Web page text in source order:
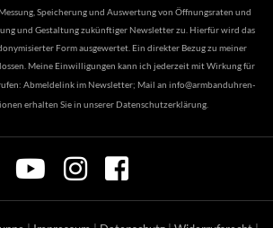
Speicherung und Auswertung von Öffnungsraten und
und Gestaltung zukünftiger Newsletter zu. Hierfür wird das
Form ausgewertet. Ein direkter Bezug zu meiner
Meine Einwilligungen kann ich jederzeit mit Wirkung für
Abmeldelink im Newsletter; Mail an info@armbanduhren-
erhalten Sie in unserer Datenschutzerklärung